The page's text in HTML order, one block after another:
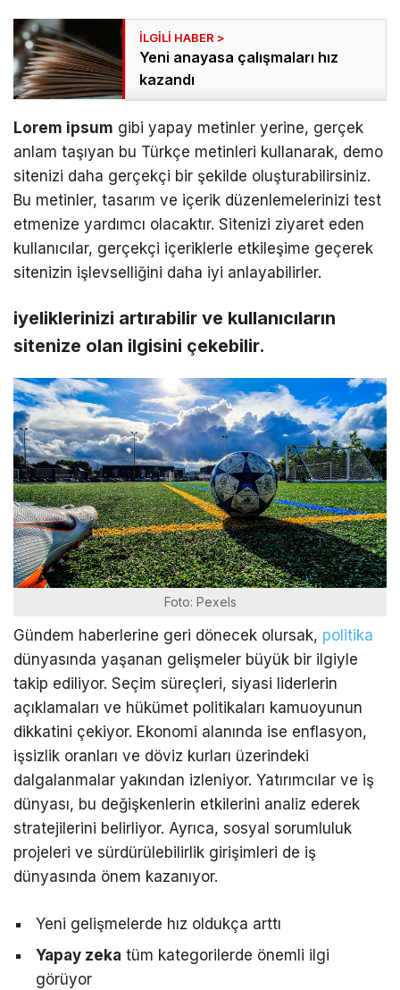
Yeni anayasa çalışmaları hız
kazandı
Lorem ipsum gibi yapay metinler yerine, gerçek
anlam taşıyan bu Türkçe metinleri kullanarak, demo
sitenizi daha gerçekçi bir şekilde oluşturabilirsiniz.
Bu metinler, tasarım ve içerik düzenlemelerinizi test
etmenize yardımcı olacaktır. Sitenizi ziyaret eden
kullanıcılar, gerçekçi içeriklerle etkileşime geçerek
sitenizin işlevselliğini daha iyi anlayabilirler.
iyeliklerinizi artırabilir ve kullanıcıların
sitenize olan ilgisini çekebilir.
Foto: Pexels
Gündem haberlerine geri dönecek olursak, politika
dünyasında yaşanan gelişmeler büyük bir ilgiyle
takip ediliyor. Seçim süreçleri, siyasi liderlerin
açıklamaları ve hükümet politikaları kamuoyunun
dikkatini çekiyor. Ekonomi alanında ise enflasyon,
işsizlik oranları ve döviz kurları üzerindeki
dalgalanmalar yakından izleniyor. Yatırımcılar ve iş
dünyası, bu değişkenlerin etkilerini analiz ederek
stratejilerini belirliyor. Ayrıca, sosyal sorumluluk
projeleri ve sürdürülebilirlik girişimleri de iş
dünyasında önem kazanıyor.
Yeni gelişmelerde hız oldukça arttı
Yapay zeka tüm kategorilerde önemli ilgi
görüyor